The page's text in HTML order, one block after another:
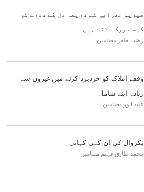
فیزیو تھراپی کے ذریعہ دل کے دورے کو
کیسے روک سکتے ہیں
رضیہ ظفر مضامین
وقف املاک کو خردبرد کرنے میں غیروں سے
زیادہ اپنے شامل
عابد انور مضامین
بکروال کی ان کہی کہانی
محمد طارق فہیم مضامین